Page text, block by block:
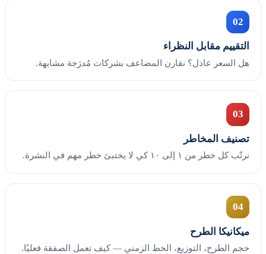
02
التقييم مقابل النظراء
هل السعر عادل؟ نقارن المضاعف بشركات مُدرَجة مشابهة.
03
تصنيف المخاطر
نرتّب كل خطر من ١ إلى ١٠ كي لا يختبئ خطر مهم في النشرة.
04
ميكانيكا الطرح
حجم الطرح، التوزيع، الخط الزمني — كيف تعمل الصفقة فعليًا.